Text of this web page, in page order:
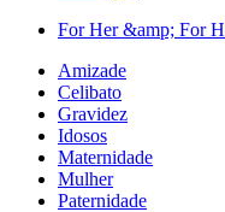
For Her &amp; For
Amizade
Celibato
Gravidez
Idosos
Maternidade
Mulher
Paternidade